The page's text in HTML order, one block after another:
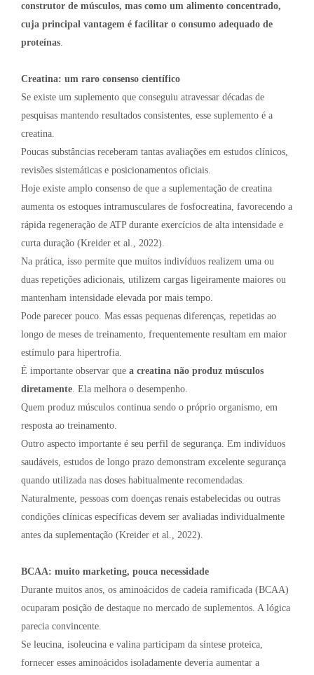
construtor de músculos, mas como um alimento concentrado,
cuja principal vantagem é facilitar o consumo adequado de
proteínas.
Creatina: um raro consenso científico
Se existe um suplemento que conseguiu atravessar décadas de
pesquisas mantendo resultados consistentes, esse suplemento é a
creatina.
Poucas substâncias receberam tantas avaliações em estudos clínicos,
revisões sistemáticas e posicionamentos oficiais.
Hoje existe amplo consenso de que a suplementação de creatina
aumenta os estoques intramusculares de fosfocreatina, favorecendo a
rápida regeneração de ATP durante exercícios de alta intensidade e
curta duração (Kreider et al., 2022).
Na prática, isso permite que muitos indivíduos realizem uma ou
duas repetições adicionais, utilizem cargas ligeiramente maiores ou
mantenham intensidade elevada por mais tempo.
Pode parecer pouco. Mas essas pequenas diferenças, repetidas ao
longo de meses de treinamento, frequentemente resultam em maior
estímulo para hipertrofia.
É importante observar que a creatina não produz músculos
diretamente. Ela melhora o desempenho.
Quem produz músculos continua sendo o próprio organismo, em
resposta ao treinamento.
Outro aspecto importante é seu perfil de segurança. Em indivíduos
saudáveis, estudos de longo prazo demonstram excelente segurança
quando utilizada nas doses habitualmente recomendadas.
Naturalmente, pessoas com doenças renais estabelecidas ou outras
condições clínicas específicas devem ser avaliadas individualmente
antes da suplementação (Kreider et al., 2022).
BCAA: muito marketing, pouca necessidade
Durante muitos anos, os aminoácidos de cadeia ramificada (BCAA)
ocuparam posição de destaque no mercado de suplementos. A lógica
parecia convincente.
Se leucina, isoleucina e valina participam da síntese proteica,
fornecer esses aminoácidos isoladamente deveria aumentar a